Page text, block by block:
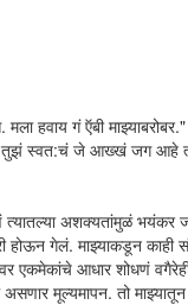
हवाय गं ऍबी
तुझं स्वत:चं जे आख्खं जग आहे
अशक्यतांमुळं भयंकर
गेलं. माझ्याकडून काही
एकमेकांचे आधार शोधणं
मूल्यमापन. तो